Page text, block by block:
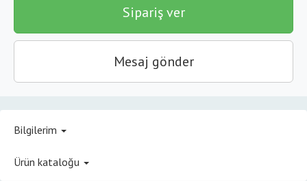
Sipariş ver
Mesaj gönder
Bilgilerim
Ürün kataloğu